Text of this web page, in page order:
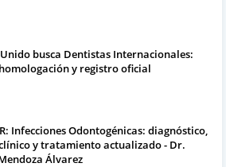
Unido busca Dentistas Internacionales:
y registro oficial
Infecciones Odontogénicas: diagnóstico,
y tratamiento actualizado - Dr.
Álvarez